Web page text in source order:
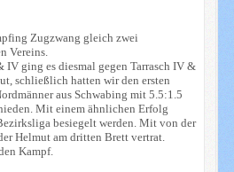
Zugzwang gleich zwei
Vereins.
IV ging es diesmal gegen Tarrasch IV &
schließlich hatten wir den ersten
aus Schwabing mit 5.5:1.5
Mit einem ähnlichen Erfolg
besiegelt werden. Mit von der
Helmut am dritten Brett vertrat.
Kampf.